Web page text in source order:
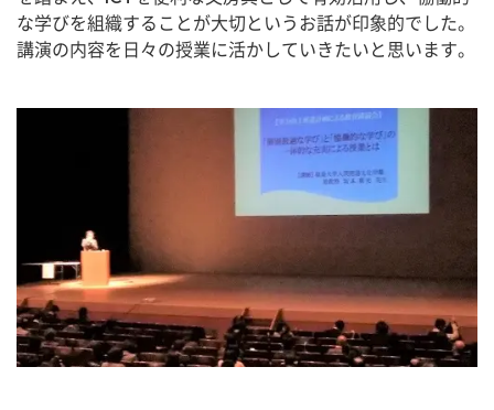
な学びを組織することが大切というお話が印象的でした。
講演の内容を日々の授業に活かしていきたいと思います。